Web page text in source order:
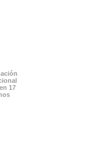
17